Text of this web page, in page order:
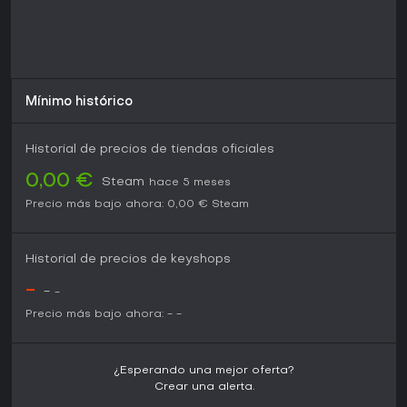
Mínimo histórico
Historial de precios de tiendas oficiales
0,00 € Steam
hace 5 meses
Precio más bajo ahora: 0,00 € Steam
Historial de precios de keyshops
- - -
Precio más bajo ahora: - -
¿Esperando una mejor oferta?
Crear una alerta.